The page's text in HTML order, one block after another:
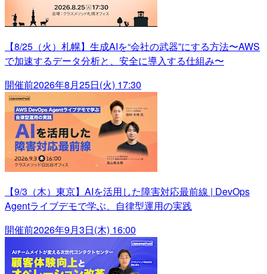
【8/25（火）札幌】生成AIを“会社の武器”にする方法〜AWS
で加速するデータ分析と、安全に導入する仕組み〜
開催前2026年8月25日(火) 17:30
【9/3（木）東京】AIを活用した障害対応最前線 | DevOps
Agentライブデモで学ぶ、自律型運用の実践
開催前2026年9月3日(木) 16:00